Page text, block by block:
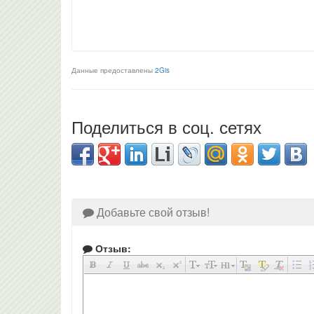
Данные предоставлены 2Gis
Поделиться в соц. сетях
Добавьте свой отзыв!
Отзыв: